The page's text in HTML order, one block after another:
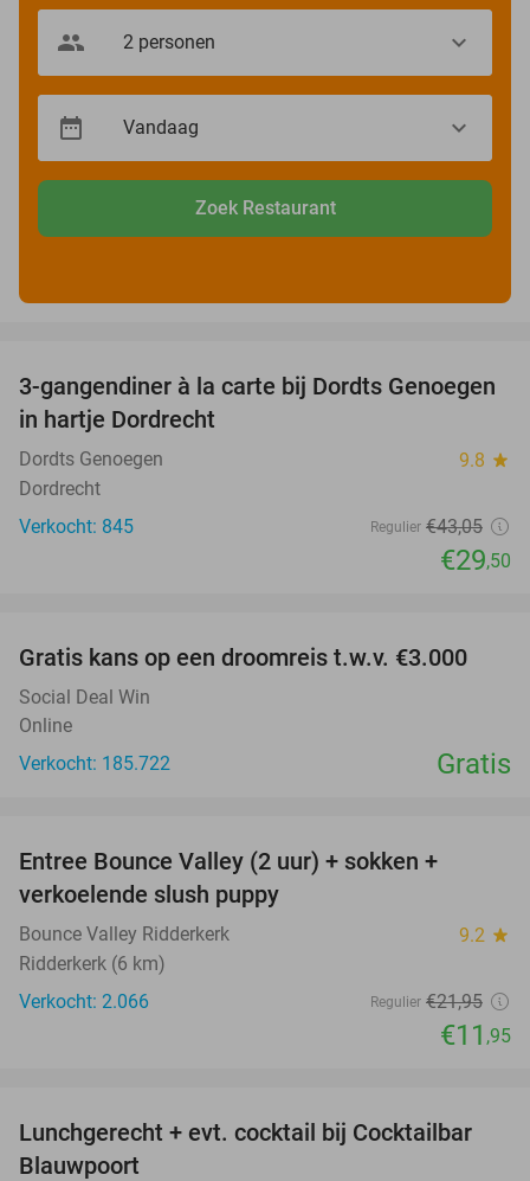
Zoek Restaurant
31%
3-gangendiner à la carte bij Dordts Genoegen
in hartje Dordrecht
Dordts Genoegen 9.8 star
Dordrecht
Verkocht: 845
Regulier €43,05
€29,50
Gratis kans op een droomreis t.w.v. €3.000
Social Deal Win
Online
Verkocht: 185.722
Gratis
Entree Bounce Valley (2 uur) + sokken +
verkoelende slush puppy
Bounce Valley Ridderkerk 9.2 star
Ridderkerk (6 km)
Verkocht: 2.066
Regulier €21,95
€11 ,95
34%
Lunchgerecht + evt. cocktail bij Cocktailbar
Blauwpoort